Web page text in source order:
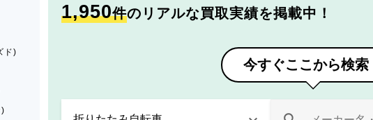
1,950件のリアルな買取実績を掲載中！
今すぐここから検索
ド)